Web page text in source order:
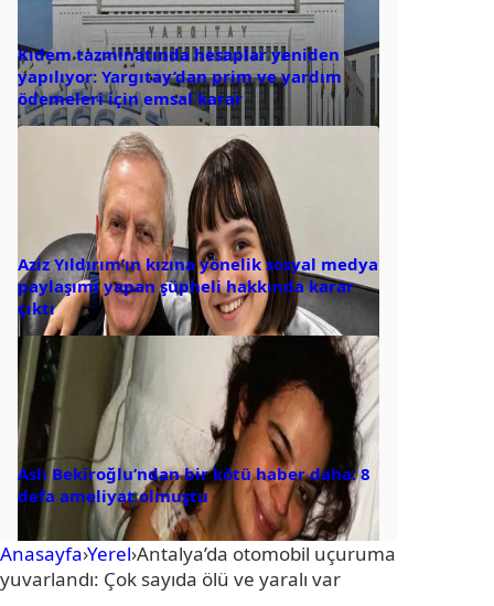
Kıdem tazminatında hesaplar yeniden
yapılıyor: Yargıtay’dan prim ve yardım
ödemeleri için emsal karar
Aziz Yıldırım’ın kızına yönelik sosyal medya
paylaşımı yapan şüpheli hakkında karar
çıktı
Aslı Bekiroğlu’ndan bir kötü haber daha: 8
defa ameliyat olmuştu
Anasayfa›Yerel›Antalya’da otomobil uçuruma
yuvarlandı: Çok sayıda ölü ve yaralı var